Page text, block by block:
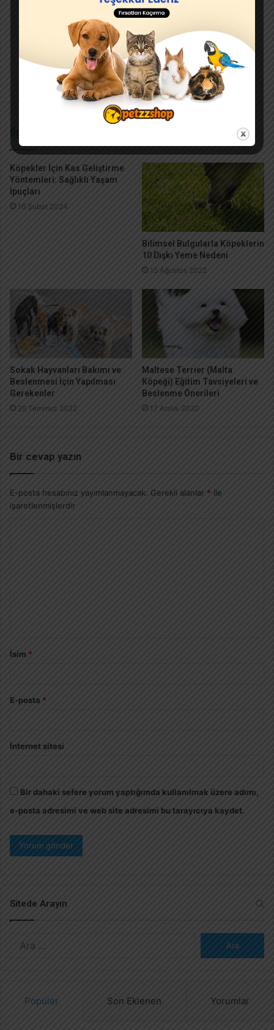
Köpek
Konserve
Köpekler İçin Kas Geliştirme
Yöntemleri: Sağlıklı Yaşam
İpuçları
16 Şubat 2024
Bilimsel Bulgularla Köpeklerin
10 Dışkı Yeme Nedeni
15 Ağustos 2022
Sokak Hayvanları Bakımı ve
Beslenmesi İçin Yapılması
Gerekenler
29 Temmuz 2022
Maltese Terrier (Malta
Köpeği) Eğitim Tavsiyeleri ve
Beslenme Önerileri
17 Aralık 2020
Bir cevap yazın
E-posta hesabınız yayımlanmayacak. Gerekli alanlar * ile
işaretlenmişlerdir
İsim *
E-posta *
İnternet sitesi
Bir dahaki sefere yorum yaptığımda kullanılmak üzere adımı,
e-posta adresimi ve web site adresimi bu tarayıcıya kaydet.
Sitede Arayın
Popüler Son Eklenen Yorumlar